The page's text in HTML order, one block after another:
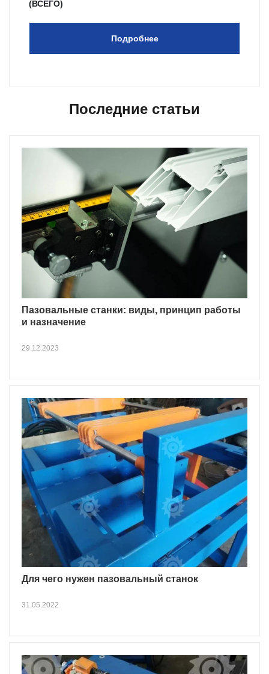
(ВСЕГО)
Подробнее
Последние статьи
Пазовальные станки: виды, принцип работы
и назначение
29.12.2023
Для чего нужен пазовальный станок
31.05.2022